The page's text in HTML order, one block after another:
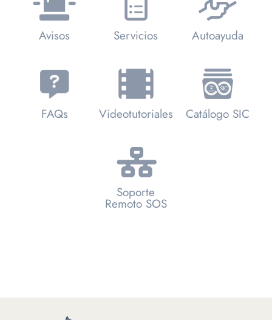
Avisos Servicios Autoayuda
FAQs Videotutoriales Catálogo SIC
Soporte
Remoto SOS